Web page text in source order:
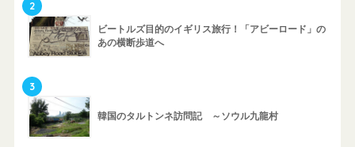
2
ビートルズ目的のイギリス旅行！「アビーロード」の
あの横断歩道へ
3
韓国のタルトンネ訪問記 ～ソウル九龍村